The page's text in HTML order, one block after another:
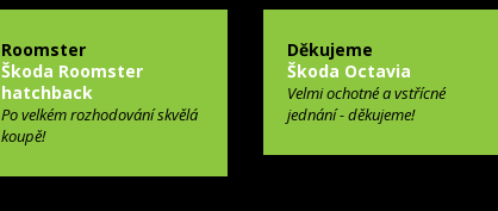
Roomster
Škoda Roomster
hatchback
Po velkém rozhodování skvělá
koupě!
Děkujeme
Škoda Octavia
Velmi ochotné a vstřícné
jednání - děkujeme!